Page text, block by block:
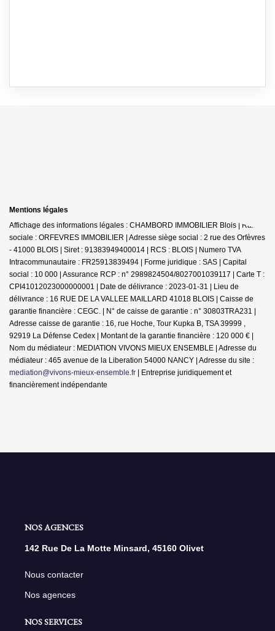
Mentions légales
Affichage des informations légales : CHAMBORD IMMOBILIER Blois | Raison
sociale : ORFEVRES IMMOBILIER | Adresse siège social : 2 rue des Orfèvres
- 41000 BLOIS | Siret : 91383949400014 | RCS : BLOIS | Numero TVA
Intracommunautaire : FR25913839494 | Forme juridique : SAS | Capital
social : 10 000 | Assurance RCP : n° 2989824504/8027001039117 | Carte T :
CPI41012023000000001 | Date de délivrance : 2023-01-31 | Lieu de
délivrance : 16 RUE DE LA VALLEE MAILLARD 41018 BLOIS | Caisse de
garantie financière : CEGC. | N° de caisse de garantie : n° 30803TRA231 |
Adresse caisse de garantie : 16, rue Hoche, Tour Kupka B, TSA 39999 ,
92919 La Défense Cedex | Montant de la garantie financière : 120 000 € |
Nom du médiateur : MEDIATION VIVONS MIEUX ENSEMBLE | Adresse du
médiateur : 465 avenue de la Liberation 54000 NANCY | Adresse du site :
mediation@vivons-mieux-ensemble.fr | Entreprise juridiquement et
financièrement indépendante
NOS AGENCES
142 Rue De La Motte Minsard, 45160 Olivet
Nous contacter
Nos agences
NOS SERVICES